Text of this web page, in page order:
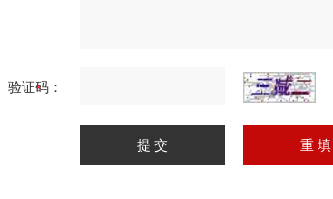
验证码：